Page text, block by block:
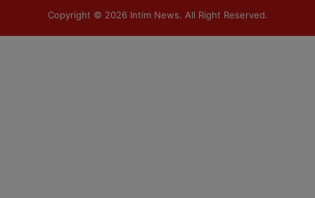
Copyright © 2026 Intim News. All Right Reserved.